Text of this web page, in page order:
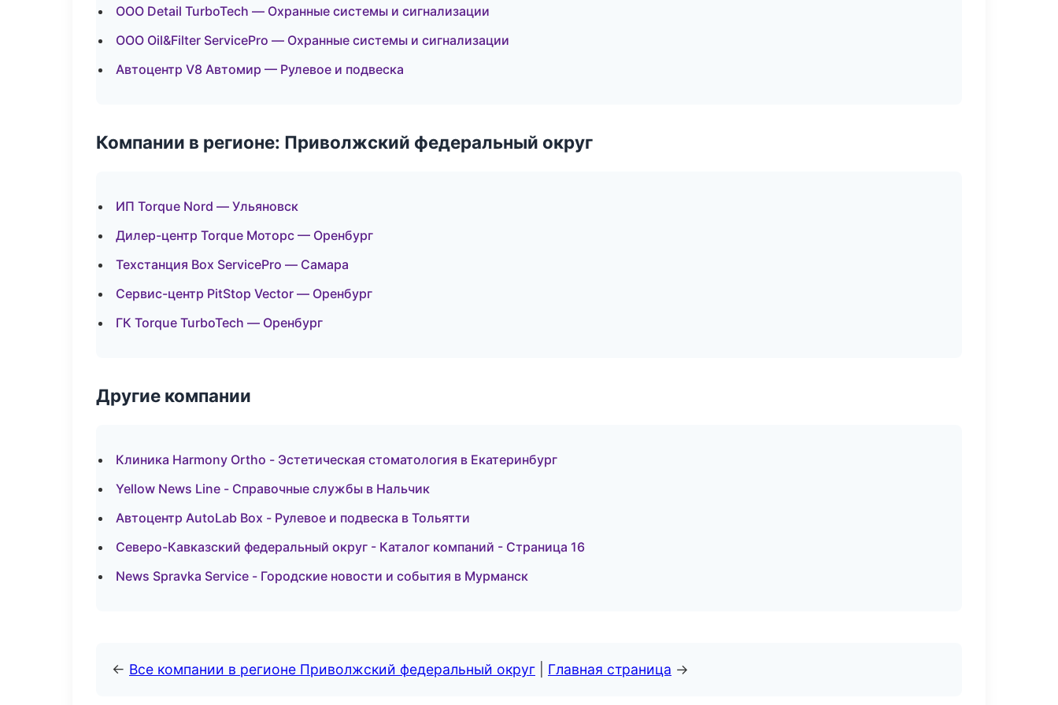
ООО Detail TurboTech — Охранные системы и сигнализации
ООО Oil&Filter ServicePro — Охранные системы и сигнализации
Автоцентр V8 Автомир — Рулевое и подвеска
Компании в регионе: Приволжский федеральный округ
ИП Torque Nord — Ульяновск
Дилер-центр Torque Моторс — Оренбург
Техстанция Box ServicePro — Самара
Сервис-центр PitStop Vector — Оренбург
ГК Torque TurboTech — Оренбург
Другие компании
Клиника Harmony Ortho - Эстетическая стоматология в Екатеринбург
Yellow News Line - Справочные службы в Нальчик
Автоцентр AutoLab Box - Рулевое и подвеска в Тольятти
Северо-Кавказский федеральный округ - Каталог компаний - Страница 16
News Spravka Service - Городские новости и события в Мурманск
← Все компании в регионе Приволжский федеральный округ Главная страница →